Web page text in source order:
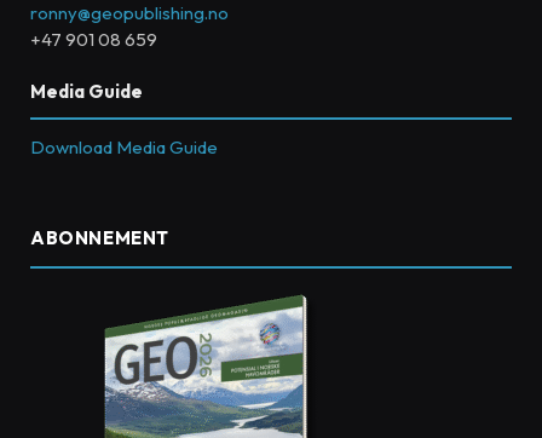
ronny@geopublishing.no
+47 901 08 659
Media Guide
Download Media Guide
ABONNEMENT